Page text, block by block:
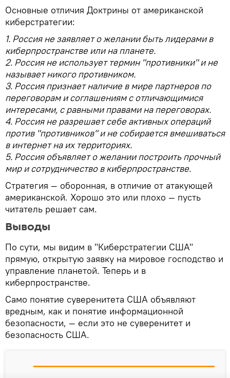
Основные отличия Доктрины от американской
киберстратегии:
1. Россия не заявляет о желании быть лидерами в
киберпространстве или на планете.
2. Россия не использует термин "противники" и не
называет никого противником.
3. Россия признает наличие в мире партнеров по
переговорам и соглашениям с отличающимися
интересами, с равными правами на переговорах.
4. Россия не разрешает себе активных операций
против "противников" и не собирается вмешиваться
в интернет на их территориях.
5. Россия объявляет о желании построить прочный
мир и сотрудничество в киберпространстве.
Стратегия — оборонная, в отличие от атакующей
американской. Хорошо это или плохо — пусть
читатель решает сам.
Выводы
По сути, мы видим в "Киберстратегии США"
прямую, открытую заявку на мировое господство и
управление планетой. Теперь и в
киберпространстве.
Само понятие суверенитета США объявляют
вредным, как и понятие информационной
безопасности, — если это не суверенитет и
безопасность США.